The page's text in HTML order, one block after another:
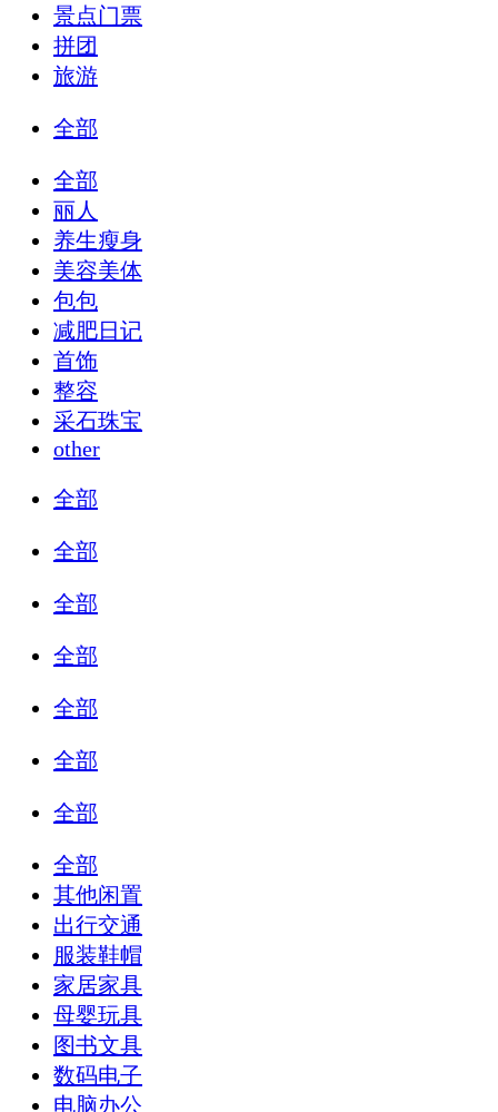
景点门票
拼团
旅游
全部
全部
丽人
养生瘦身
美容美体
包包
减肥日记
首饰
整容
采石珠宝
other
全部
全部
全部
全部
全部
全部
全部
全部
其他闲置
出行交通
服装鞋帽
家居家具
母婴玩具
图书文具
数码电子
电脑办公